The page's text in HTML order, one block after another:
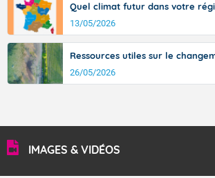
Quel climat futur dans votre
13/05/2026
Ressources utiles sur le
26/05/2026
IMAGES & VIDÉOS